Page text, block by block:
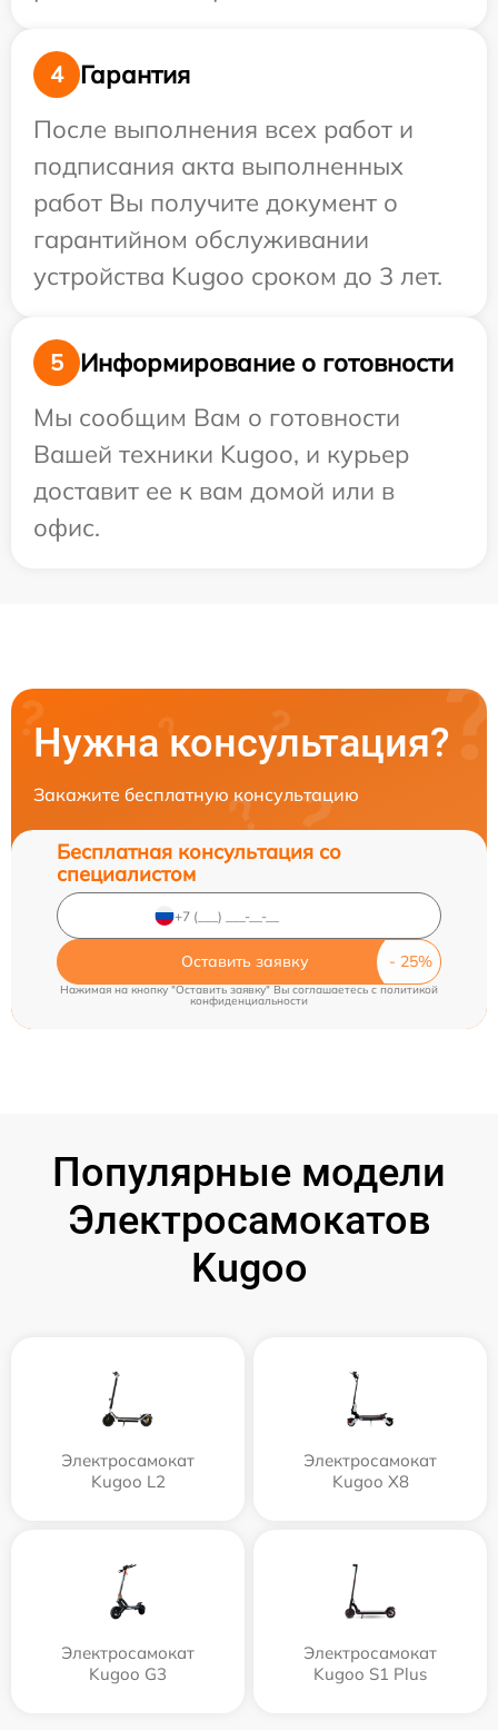
4
Гарантия
После выполнения всех работ и
подписания акта выполненных
работ Вы получите документ о
гарантийном обслуживании
устройства Kugoo сроком до 3 лет.
5
Информирование о готовности
Мы сообщим Вам о готовности
Вашей техники Kugoo, и курьер
доставит ее к вам домой или в
офис.
Нужна консультация?
Закажите бесплатную консультацию
Бесплатная консультация со
специалистом
Оставить заявку
Нажимая на кнопку "Оставить заявку" Вы соглашаетесь cполитикой
конфиденциальности
Популярные модели
Электросамокатов
Kugoo
Электросамокат
Kugoo L2
Электросамокат
Kugoo X8
Электросамокат
Kugoo G3
Электросамокат
Kugoo S1 Plus